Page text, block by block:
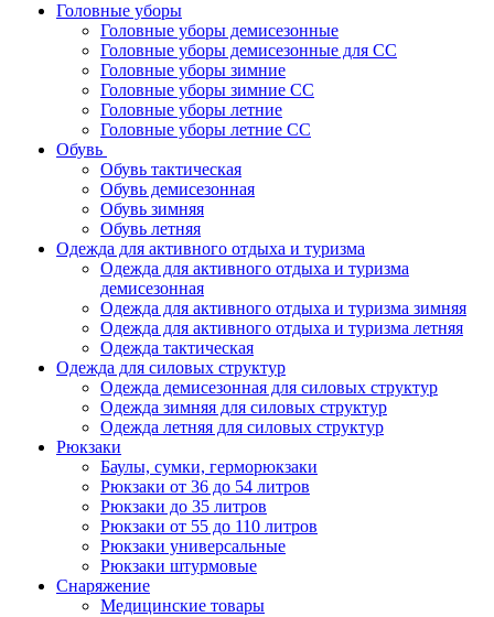
Головные уборы
Головные уборы демисезонные
Головные уборы демисезонные для СС
Головные уборы зимние
Головные уборы зимние СС
Головные уборы летние
Головные уборы летние СС
Обувь
Обувь тактическая
Обувь демисезонная
Обувь зимняя
Обувь летняя
Одежда для активного отдыха и туризма
Одежда для активного отдыха и туризма
демисезонная
Одежда для активного отдыха и туризма зимняя
Одежда для активного отдыха и туризма летняя
Одежда тактическая
Одежда для силовых структур
Одежда демисезонная для силовых структур
Одежда зимняя для силовых структур
Одежда летняя для силовых структур
Рюкзаки
Баулы, сумки, герморюкзаки
Рюкзаки от 36 до 54 литров
Рюкзаки до 35 литров
Рюкзаки от 55 до 110 литров
Рюкзаки универсальные
Рюкзаки штурмовые
Снаряжение
Медицинские товары